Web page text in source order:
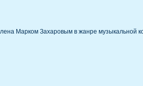
Марком Захаровым в жанре